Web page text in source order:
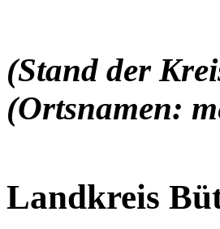
(Stand der
(Ortsnamen:
Landkreis